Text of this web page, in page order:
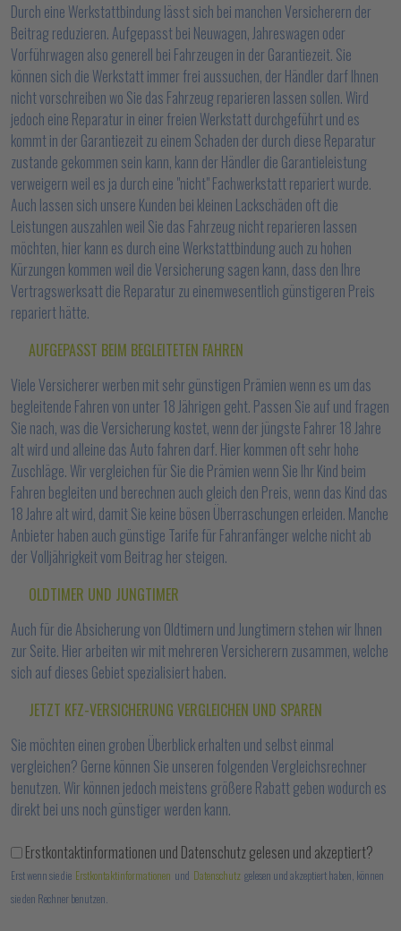
Durch eine Werkstattbindung lässt sich bei manchen Versicherern der
Beitrag reduzieren. Aufgepasst bei Neuwagen, Jahreswagen oder
Vorführwagen also generell bei Fahrzeugen in der Garantiezeit. Sie
können sich die Werkstatt immer frei aussuchen, der Händler darf Ihnen
nicht vorschreiben wo Sie das Fahrzeug reparieren lassen sollen. Wird
jedoch eine Reparatur in einer freien Werkstatt durchgeführt und es
kommt in der Garantiezeit zu einem Schaden der durch diese Reparatur
zustande gekommen sein kann, kann der Händler die Garantieleistung
verweigern weil es ja durch eine "nicht" Fachwerkstatt repariert wurde.
Auch lassen sich unsere Kunden bei kleinen Lackschäden oft die
Leistungen auszahlen weil Sie das Fahrzeug nicht reparieren lassen
möchten, hier kann es durch eine Werkstattbindung auch zu hohen
Kürzungen kommen weil die Versicherung sagen kann, dass den Ihre
Vertragswerksatt die Reparatur zu einemwesentlich günstigeren Preis
repariert hätte.
AUFGEPASST BEIM BEGLEITETEN FAHREN
Viele Versicherer werben mit sehr günstigen Prämien wenn es um das
begleitende Fahren von unter 18 Jährigen geht. Passen Sie auf und fragen
Sie nach, was die Versicherung kostet, wenn der jüngste Fahrer 18 Jahre
alt wird und alleine das Auto fahren darf. Hier kommen oft sehr hohe
Zuschläge. Wir vergleichen für Sie die Prämien wenn Sie Ihr Kind beim
Fahren begleiten und berechnen auch gleich den Preis, wenn das Kind das
18 Jahre alt wird, damit Sie keine bösen Überraschungen erleiden. Manche
Anbieter haben auch günstige Tarife für Fahranfänger welche nicht ab
der Volljährigkeit vom Beitrag her steigen.
OLDTIMER UND JUNGTIMER
Auch für die Absicherung von Oldtimern und Jungtimern stehen wir Ihnen
zur Seite. Hier arbeiten wir mit mehreren Versicherern zusammen, welche
sich auf dieses Gebiet spezialisiert haben.
JETZT KFZ-VERSICHERUNG VERGLEICHEN UND SPAREN
Sie möchten einen groben Überblick erhalten und selbst einmal
vergleichen? Gerne können Sie unseren folgenden Vergleichsrechner
benutzen. Wir können jedoch meistens größere Rabatt geben wodurch es
direkt bei uns noch günstiger werden kann.
Erstkontaktinformationen und Datenschutz gelesen und akzeptiert?
Erst wenn sie die Erstkontaktinformationen und Datenschutz gelesen und akzeptiert haben, können
sie den Rechner benutzen.